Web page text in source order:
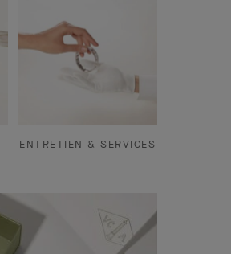
ENTRETIEN & SERVICES